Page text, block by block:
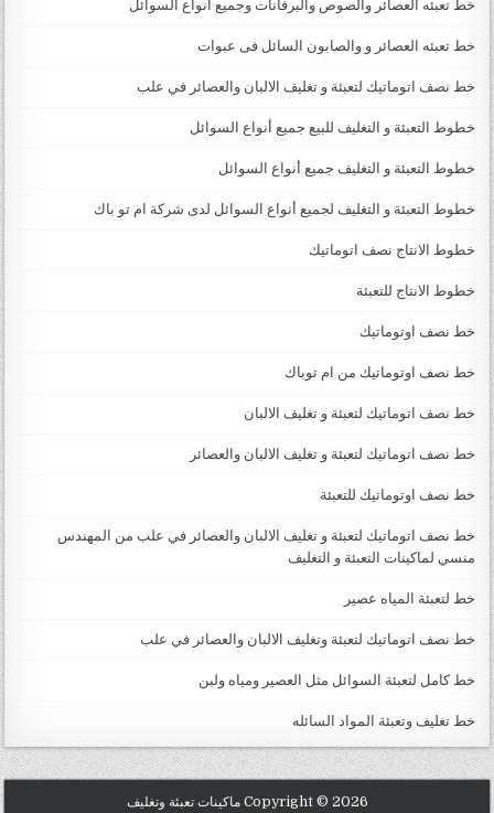
خط تعبئه العصائر والصوص والبرفانات وجميع انواع السوائل
خط تعبئه العصائر و والصابون السائل فى عبوات
خط نصف اتوماتيك لتعبئة و تغليف الالبان والعصائر في علب
خطوط التعبئة و التغليف للبيع جميع أنواع السوائل
خطوط التعبئة و التغليف جميع أنواع السوائل
خطوط التعبئة و التغليف لجميع أنواع السوائل لدى شركة ام تو باك
خطوط الانتاج نصف اتوماتيك
خطوط الانتاج للتعبئة
خط نصف اوتوماتيك
خط نصف اوتوماتيك من ام توباك
خط نصف اتوماتيك لتعبئة و تغليف الالبان
خط نصف اتوماتيك لتعبئة و تغليف الالبان والعصائر
خط نصف اوتوماتيك للتعبئة
خط نصف اتوماتيك لتعبئة و تغليف الالبان والعصائر في علب من المهندس
منسي لماكينات التعبئة و التغليف
خط لتعبئة المياه عصير
خط نصف اتوماتيك لتعبئة وتغليف الالبان والعصائر في علب
خط كامل لتعبئة السوائل مثل العصير ومياه ولبن
خط تغليف وتعبئة المواد السائله
Copyright © 2026 ماكينات تعبئة وتغليف